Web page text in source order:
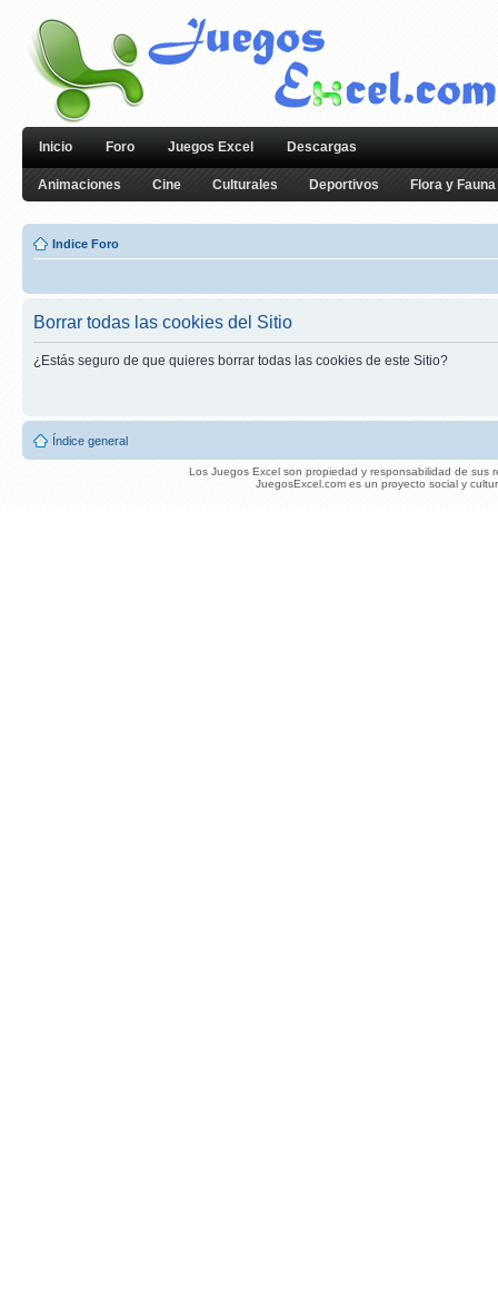
Inicio Foro Juegos Excel Descargas
Animaciones Cine Culturales Deportivos Flora y Fauna
Indice Foro
Borrar todas las cookies del Sitio
¿Estás seguro de que quieres borrar todas las cookies de este Sitio?
Índice general
Los Juegos Excel son propiedad y responsabilidad de sus
JuegosExcel.com es un proyecto social y